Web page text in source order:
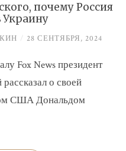
почему Россия
Украину
/ 28 СЕНТЯБРЯ, 2024
Fox News президент
о своей
США Дональдом